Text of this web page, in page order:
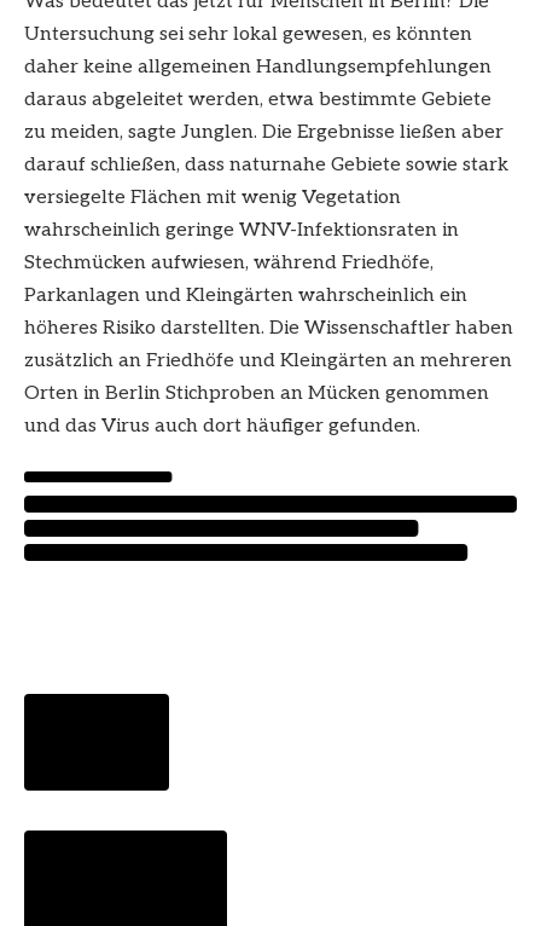
Untersuchung sei sehr lokal gewesen, es könnten
daher keine allgemeinen Handlungsempfehlungen
daraus abgeleitet werden, etwa bestimmte Gebiete
zu meiden, sagte Junglen. Die Ergebnisse ließen aber
darauf schließen, dass naturnahe Gebiete sowie stark
versiegelte Flächen mit wenig Vegetation
wahrscheinlich geringe WNV-Infektionsraten in
Stechmücken aufwiesen, während Friedhöfe,
Parkanlagen und Kleingärten wahrscheinlich ein
höheres Risiko darstellten. Die Wissenschaftler haben
zusätzlich an Friedhöfe und Kleingärten an mehreren
Orten in Berlin Stichproben an Mücken genommen
und das Virus auch dort häufiger gefunden.